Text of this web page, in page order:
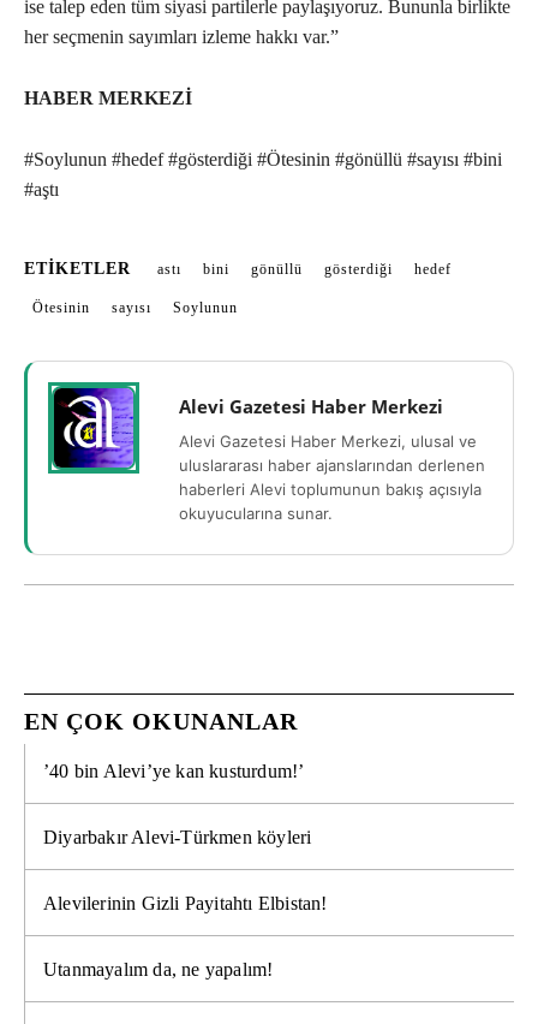
ise talep eden tüm siyasi partilerle paylaşıyoruz. Bununla birlikte
her seçmenin sayımları izleme hakkı var.”
HABER MERKEZİ
#Soylunun #hedef #gösterdiği #Ötesinin #gönüllü #sayısı #bini
#aştı
ETIKETLER astı bini gönüllü gösterdiği hedef
Ötesinin sayısı Soylunun
Alevi Gazetesi Haber Merkezi
Alevi Gazetesi Haber Merkezi, ulusal ve
uluslararası haber ajanslarından derlenen
haberleri Alevi toplumunun bakış açısıyla
okuyucularına sunar.
EN ÇOK OKUNANLAR
’40 bin Alevi’ye kan kusturdum!’
Diyarbakır Alevi-Türkmen köyleri
Alevilerinin Gizli Payitahtı Elbistan!
Utanmayalım da, ne yapalım!